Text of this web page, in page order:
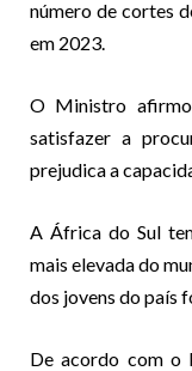
número de cortes
em 2023.
O Ministro
satisfazer a
prejudica a
A África do Sul
mais elevada do
dos jovens do país
De acordo com o